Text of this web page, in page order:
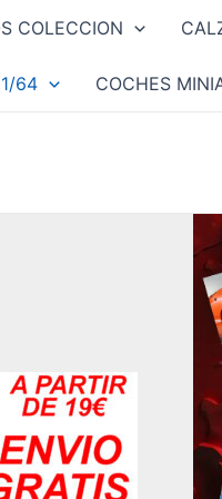
COLECCION
64 COCHES